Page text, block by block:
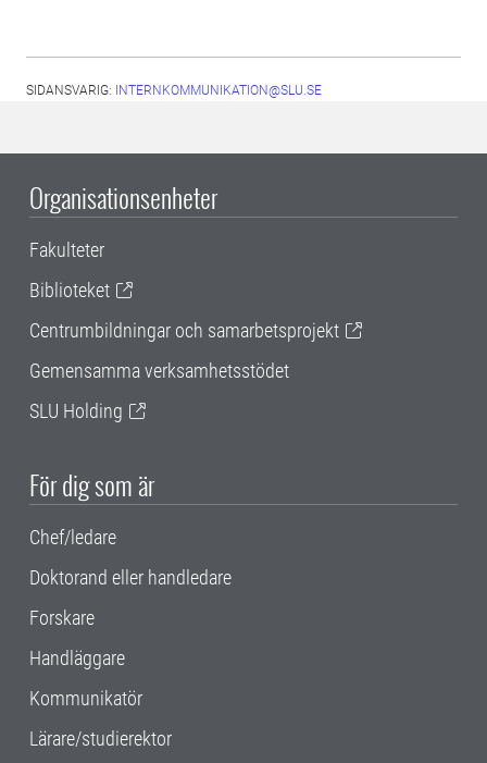
SIDANSVARIG: INTERNKOMMUNIKATION@SLU.SE
Organisationsenheter
Fakulteter
Biblioteket
Centrumbildningar och samarbetsprojekt
Gemensamma verksamhetsstödet
SLU Holding
För dig som är
Chef/ledare
Doktorand eller handledare
Forskare
Handläggare
Kommunikatör
Lärare/studierektor